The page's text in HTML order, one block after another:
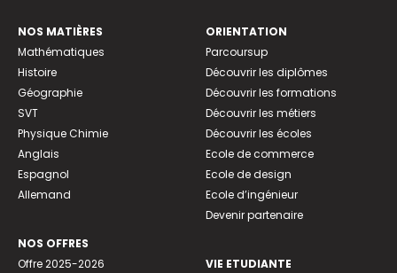
NOS MATIÈRES
Mathématiques
Histoire
Géographie
SVT
Physique Chimie
Anglais
Espagnol
Allemand
NOS OFFRES
Offre 2025-2026
ORIENTATION
Parcoursup
Découvrir les diplômes
Découvrir les formations
Découvrir les métiers
Découvrir les écoles
Ecole de commerce
Ecole de design
Ecole d’ingénieur
Devenir partenaire
VIE ETUDIANTE